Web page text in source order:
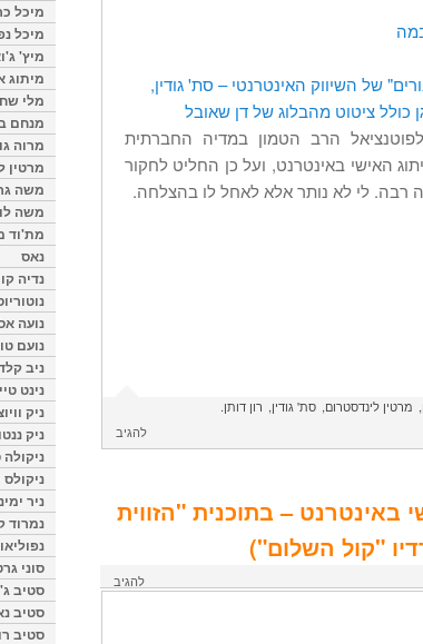
של השיווק האינטרנטי – סת' גודין,
כולל ציטוט מהבלוג של דן שאובל
הרב הטמון במדיה החברתית
האישי באינטרנט, ועל כן החליט לחקור
רבה. לי לא נותר אלא לאחל לו בהצלחה.
מרטין לינדסטרום סת' גודין רון דותן
להגיב
באינטרנט – בתוכנית "הזווית
"קול השלום")
להגיב
מיכל
מיכל
מיץ'
מיתוג
מלי
מנחם
מרוה
מרטין
משה
משה
מת'וד
נאס
נדיה
נועה
נועם
ניב
נינט
ניק
ניק
ניקולה
ניקולס
ניר
נמרוד
סוני
סטיב
סטיב
סטיב